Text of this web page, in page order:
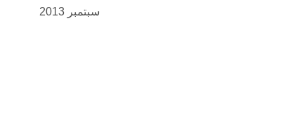
سبتمبر 2013